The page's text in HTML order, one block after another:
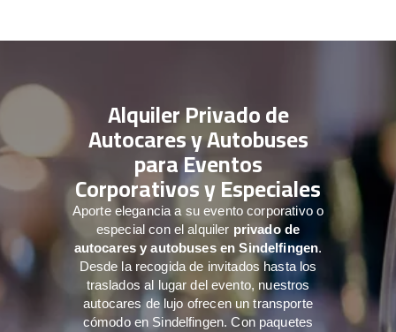
Alquiler Privado de
Autocares y Autobuses
para Eventos
Corporativos y Especiales
Aporte elegancia a su evento corporativo o
especial con el alquiler privado de
autocares y autobuses en Sindelfingen.
Desde la recogida de invitados hasta los
traslados al lugar del evento, nuestros
autocares de lujo ofrecen un transporte
cómodo en Sindelfingen. Con paquetes